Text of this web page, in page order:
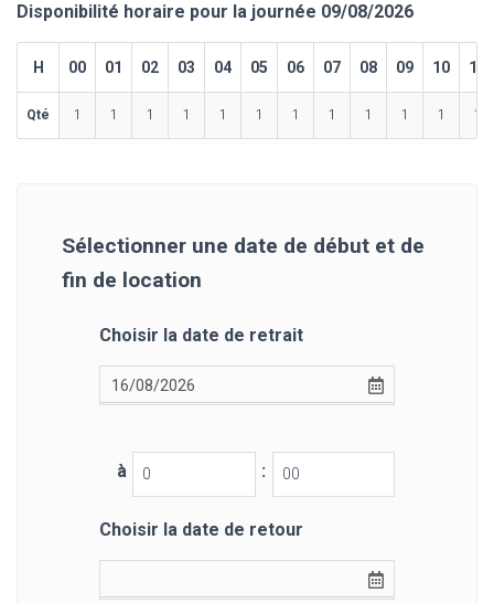
Disponibilité horaire pour la journée 09/08/2026
H 00 01 02 03 04 05 06 07 08 09 10 11
Qté 1 1 1 1 1 1 1 1 1 1 1 1
Sélectionner une date de début et de
fin de location
Choisir la date de retrait
à :
Choisir la date de retour